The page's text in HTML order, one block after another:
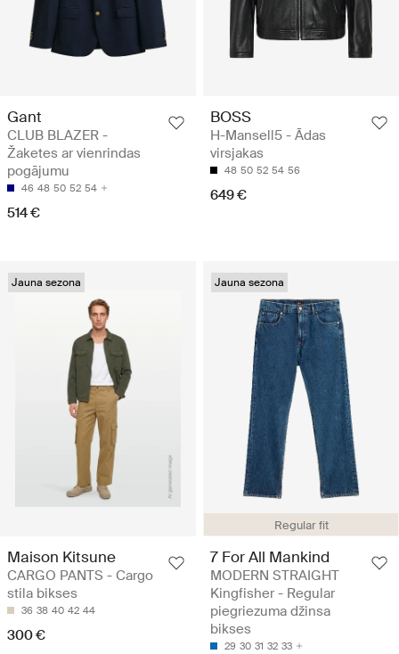
Gant
CLUB BLAZER -
Žaketes ar vienrindas
pogājumu
46 48 50 52 54
514 €
BOSS
H-Mansell5 - Ādas
virsjakas
48 50 52 54 56
649 €
Jauna sezona
Maison Kitsune
CARGO PANTS - Cargo
stila bikses
36 38 40 42 44
300 €
Regular fit
Jauna sezona
7 For All Mankind
MODERN STRAIGHT
Kingfisher - Regular
piegriezuma džinsa
bikses
29 30 31 32 33